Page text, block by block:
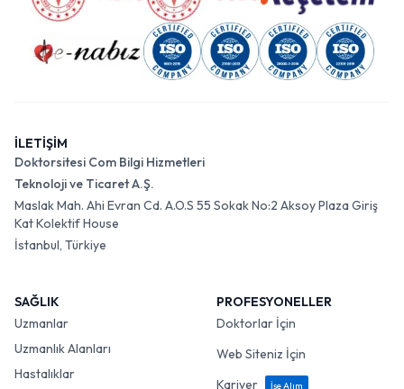
İLETİŞİM
Doktorsitesi Com Bilgi Hizmetleri
Teknoloji ve Ticaret A.Ş.
Maslak Mah. Ahi Evran Cd. A.O.S 55 Sokak No:2 Aksoy Plaza Giriş
Kat Kolektif House
İstanbul, Türkiye
SAĞLIK
Uzmanlar
Uzmanlık Alanları
Hastalıklar
PROFESYONELLER
Doktorlar İçin
Web Siteniz İçin
Kariyer
İşe Alım